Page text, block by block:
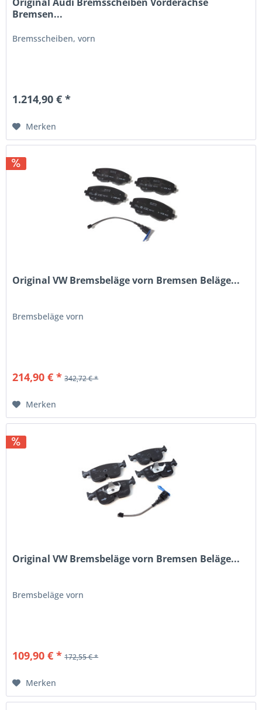
Bremsen...
Bremsscheiben, vorn
1.214,90 € *
Merken
Original VW Bremsbeläge vorn Bremsen Beläge...
Bremsbeläge vorn
214,90 € * 342,72 € *
Merken
Original VW Bremsbeläge vorn Bremsen Beläge...
Bremsbeläge vorn
109,90 € * 172,55 € *
Merken